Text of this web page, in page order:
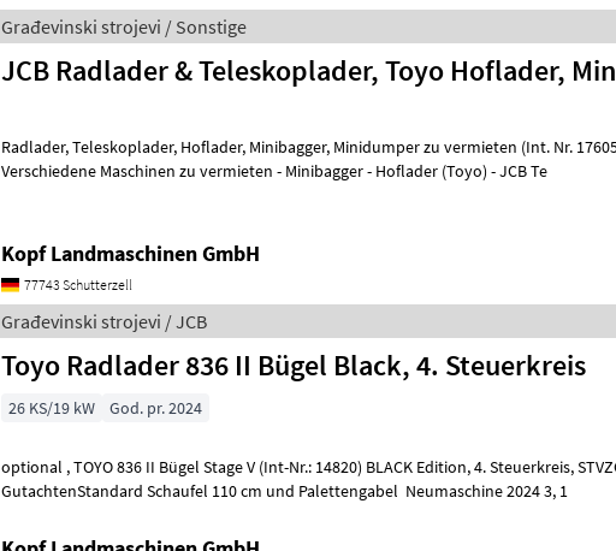
Građevinski strojevi / Sonstige
JCB Radlader & Teleskoplader, Toyo Hoflader, Min
Radlader, Teleskoplader, Hoflader, Minibagger, Minidumper zu vermieten (Int. Nr. 17605)
Verschiedene Maschinen zu vermieten - Minibagger - Hoflader (Toyo) - JCB Te
Kopf Landmaschinen GmbH
77743 Schutterzell
Građevinski strojevi / JCB
Toyo Radlader 836 II Bügel Black, 4. Steuerkreis
26 KS/19 kW God. pr. 2024
optional , TOYO 836 II Bügel Stage V (Int-Nr.: 14820) BLACK Edition, 4. Steuerkreis, STVZO-
GutachtenStandard Schaufel 110 cm und Palettengabel Neumaschine 2024 3, 1